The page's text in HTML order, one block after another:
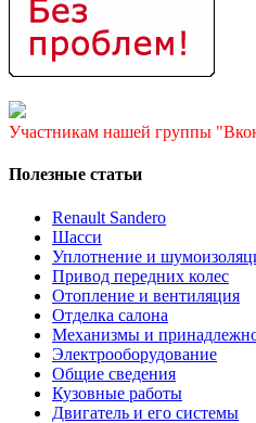
Участникам нашей группы
Полезные статьи
Renault Sandero
Шасси
Уплотнение и
Привод передних колес
Отопление и вентиляция
Отделка салона
Механизмы и
Электрооборудование
Общие сведения
Кузовные работы
Двигатель и его системы